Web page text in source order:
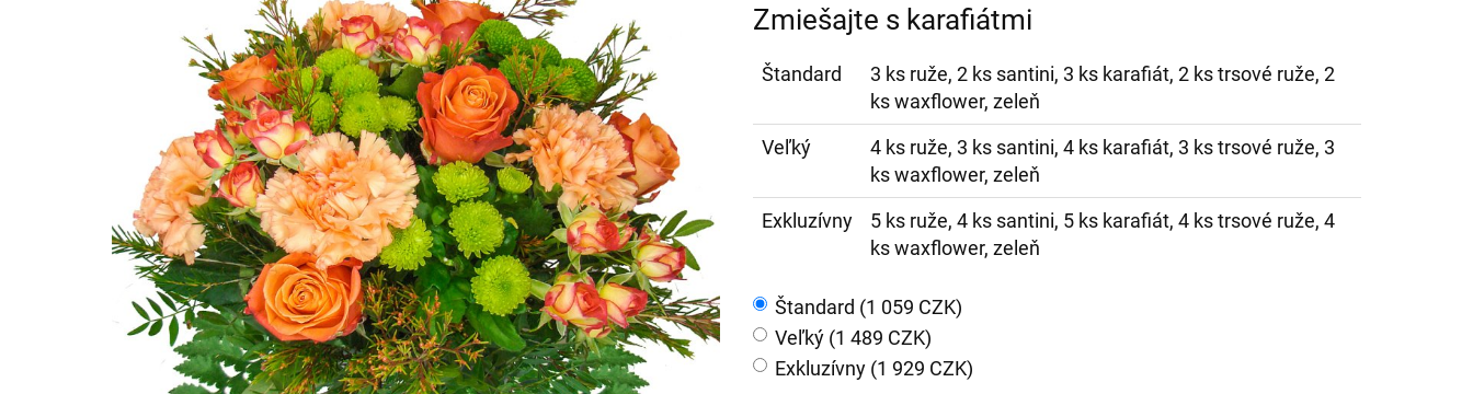
Zmiešajte s karafiátmi
Štandard
3 ks ruže, 2 ks santini, 3 ks karafiát, 2 ks trsové ruže, 2
ks waxflower, zeleň
Veľký
4 ks ruže, 3 ks santini, 4 ks karafiát, 3 ks trsové ruže, 3
ks waxflower, zeleň
Exkluzívny
5 ks ruže, 4 ks santini, 5 ks karafiát, 4 ks trsové ruže, 4
ks waxflower, zeleň
Štandard (1 059 CZK)
Veľký (1 489 CZK)
Exkluzívny (1 929 CZK)